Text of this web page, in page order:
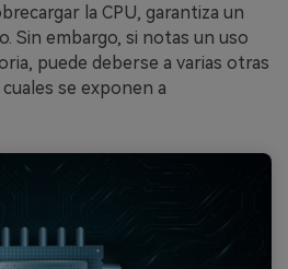
la CPU, garantiza un
Sin embargo, si notas un uso
puede deberse a varias otras
se exponen a